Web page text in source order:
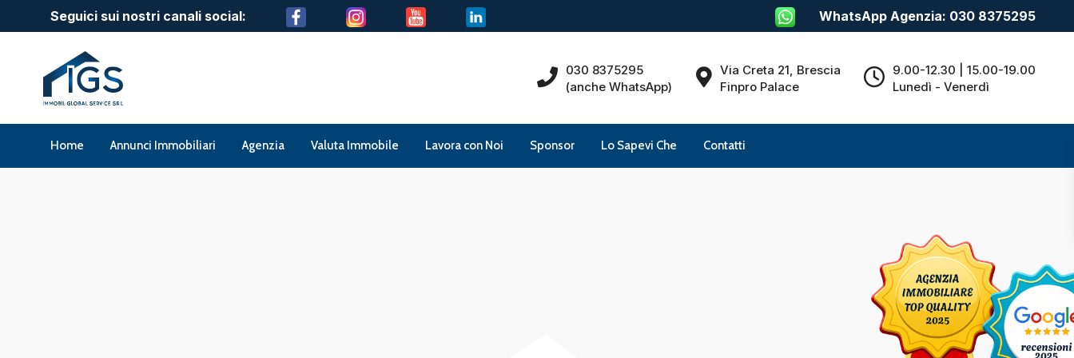
Seguici sui nostri canali social: WhatsApp Agenzia: 030 8375295
030 8375295
(anche WhatsApp)
Via Creta 21, Brescia
Finpro Palace
9.00-12.30 | 15.00-19.00
Lunedì - Venerdì
Home Annunci Immobiliari Agenzia Valuta Immobile Lavora con Noi Sponsor Lo Sapevi Che Contatti